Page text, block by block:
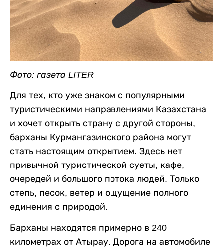
Фото: газета LITER
Для тех, кто уже знаком с популярными
туристическими направлениями Казахстана
и хочет открыть страну с другой стороны,
барханы Курмангазинского района могут
стать настоящим открытием. Здесь нет
привычной туристической суеты, кафе,
очередей и большого потока людей. Только
степь, песок, ветер и ощущение полного
единения с природой.
Барханы находятся примерно в 240
километрах от Атырау. Дорога на автомобиле